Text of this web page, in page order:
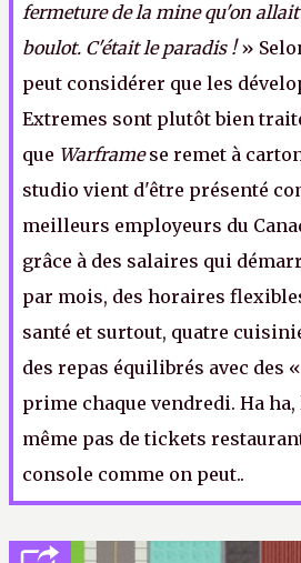
fermeture de la mine qu'on
boulot. C'était le paradis !»
peut considérer que les
Extremes sont plutôt bien
que Warframese remet à
studio vient d'être présenté
meilleurs employeurs du
grâce à des salaires qui
par mois, des horaires
santé et surtout, quatre
des repas équilibrés avec des
prime chaque vendredi. Ha
même pas de tickets
console comme on peut..